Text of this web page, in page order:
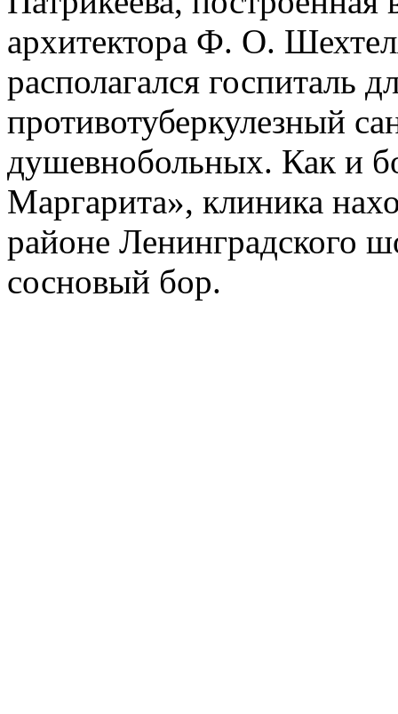
архитектора Ф. О.
располагался госпиталь
противотуберкулезный
душевнобольных. Как и
Маргарита», клиника
районе Ленинградского
сосновый бор.